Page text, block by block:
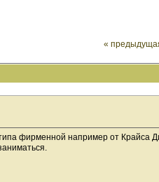
«
фирменной например от Крайса